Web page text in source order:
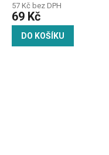
57 Kč bez DPH
69 Kč
DO KOŠÍKU